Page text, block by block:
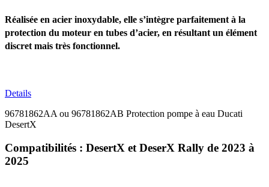
Réalisée en acier inoxydable, elle s’intègre parfaitement à la
protection du moteur en tubes d’acier, en résultant un élément
discret mais très fonctionnel.
Details
96781862AA ou 96781862AB Protection pompe à eau Ducati
DesertX
Compatibilités : DesertX et DeserX Rally de 2023 à
2025